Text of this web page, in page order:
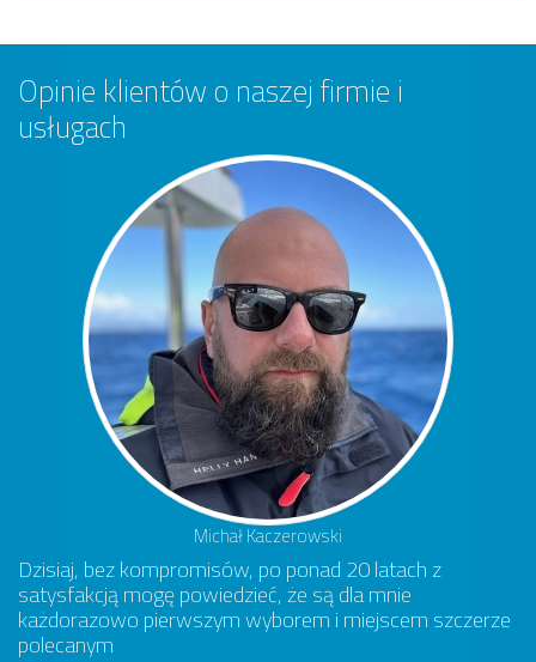
Opinie klientów o naszej firmie i
usługach
Michał Kaczerowski
Dzisiaj, bez kompromisów, po ponad 20 latach z
satysfakcją mogę powiedzieć, że są dla mnie
każdorazowo pierwszym wyborem i miejscem szczerze
polecanym